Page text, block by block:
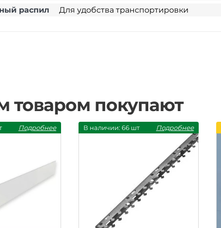
распил
Для удобства транспортировки
товаром покупают
Подробнее В наличии: 66 шт Подробнее